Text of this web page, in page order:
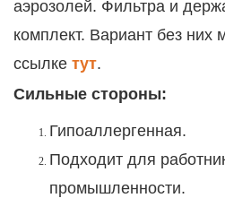
аэрозолей. Фильтра и
комплект. Вариант без них
ссылке тут.
Сильные стороны:
Гипоаллергенная.
Подходит для
промышленности.